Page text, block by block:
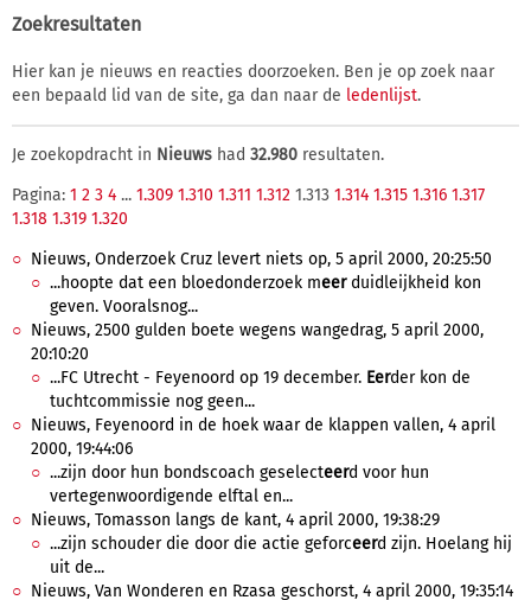
Zoekresultaten
Hier kan je nieuws en reacties doorzoeken. Ben je op zoek naar
een bepaald lid van de site, ga dan naar de ledenlijst.
Je zoekopdracht in Nieuws had 32.980 resultaten.
Pagina: 1 2 3 4 ... 1.309 1.310 1.311 1.312 1.313 1.314 1.315 1.316 1.317
1.318 1.319 1.320
Nieuws, Onderzoek Cruz levert niets op, 5 april 2000, 20:25:50
...hoopte dat een bloedonderzoek meerduidleijkheid kon
geven. Vooralsnog...
Nieuws, 2500 gulden boete wegens wangedrag, 5 april 2000,
20:10:20
...FC Utrecht - Feyenoord op 19 december. Eerder kon de
tuchtcommissie nog geen...
Nieuws, Feyenoord in de hoek waar de klappen vallen, 4 april
2000, 19:44:06
...zijn door hun bondscoach geselecteerd voor hun
vertegenwoordigende elftal en...
Nieuws, Tomasson langs de kant, 4 april 2000, 19:38:29
...zijn schouder die door die actie geforceerd zijn. Hoelang hij
uit de...
Nieuws, Van Wonderen en Rzasa geschorst, 4 april 2000, 19:35:14